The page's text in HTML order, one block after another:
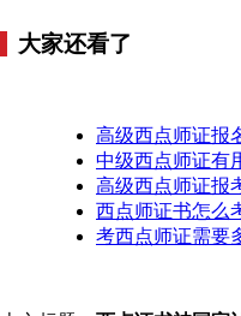
大家还看了
高级西点师证报
中级西点师证有
高级西点师证报
西点师证书怎么
考西点师证需要